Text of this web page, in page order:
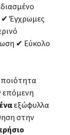
✔ Έγχρωμες
✔ Εύκολο
ποιότητα
επόμενη
εξώφυλλα
στην